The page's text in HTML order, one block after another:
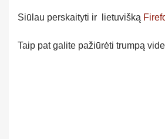
Siūlau perskaityti ir lietuvišką
Taip pat galite pažiūrėti trumpą